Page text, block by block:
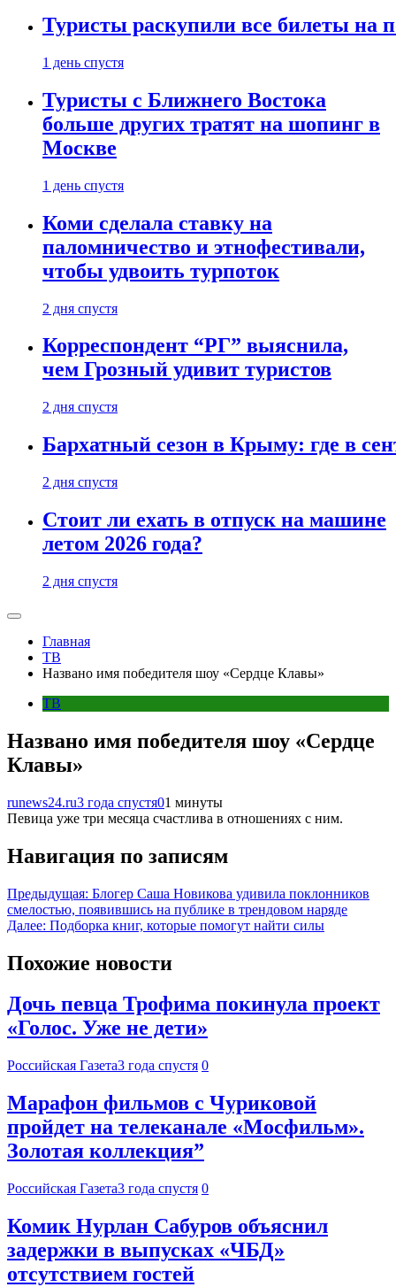
Туристы раскупили все билеты на
1 день спустя
Туристы с Ближнего Востока
больше других тратят на шопинг в
Москве
1 день спустя
Коми сделала ставку на
паломничество и этнофестивали,
чтобы удвоить турпоток
2 дня спустя
Корреспондент “РГ” выяснила,
чем Грозный удивит туристов
2 дня спустя
Бархатный сезон в Крыму: где в
2 дня спустя
Стоит ли ехать в отпуск на машине
летом 2026 года?
2 дня спустя
Главная
ТВ
Названо имя победителя шоу «Сердце Клавы»
ТВ
Названо имя победителя шоу «Сердце
Клавы»
runews24.ru3 года спустя01 минуты
Певица уже три месяца счастлива в отношениях с ним.
Навигация по записям
Предыдущая: Блогер Саша Новикова удивила поклонников
смелостью, появившись на публике в трендовом наряде
Далее: Подборка книг, которые помогут найти силы
Похожие новости
Дочь певца Трофима покинула проект
«Голос. Уже не дети»
Российская Газета3 года спустя 0
Марафон фильмов с Чуриковой
пройдет на телеканале «Мосфильм».
Золотая коллекция”
Российская Газета3 года спустя 0
Комик Нурлан Сабуров объяснил
задержки в выпусках «ЧБД»
отсутствием гостей